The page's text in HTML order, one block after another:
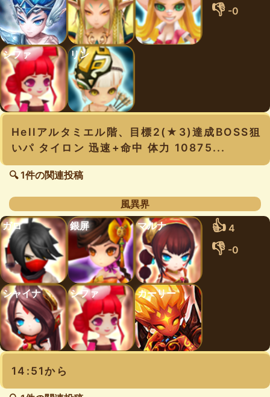
👎 -0
シファ リン
Hellアルタミエル階、目標2(★3)達成BOSS狙
いパ タイロン 迅速+命中 体力 10875...
🔍 1件の関連投稿
風異界
ガロ
銀屏 マルナ 👍 4
👎 -0
シャイナ シファ カーリー
14:51から